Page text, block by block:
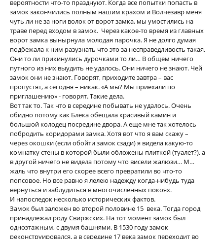
вероятности что-то празднуют. Когда все попытки попасть в
замок закончились полным нашим крахом и Волчезавр меня
чуть ли не за ноги волок от ворот замка, мы умостились на
траве перед входом в замок. Через какое-то время из главных
ворот замка вынырнула молодая парочка. Я не долго думая
подбежала к ним разузнать что это за несправедливость такая.
Они то ли прикинулись дурочками то ли… В общем ничего
путного из них выудить не удалось. Они ничего не знают. Чей
замок они не знают. Говорят, приходите завтра – вас
пропустят, а сегодня – никак. «А мы? Мы приехали по
приглашению» - говорят. Такие дела.
Вот так то. Так что в середине побывать не удалось. Очень
обидно потому как Блека обещала красивый камин и
большой колодец посредине двора. А еще мне так хотелось
побродить коридорами замка. Хотя вот что я вам скажу –
через окошки (если обойти замок сзади) я видела какую-то
комнатку стены в которой были обложены плиткой (туалет?), а
в другой ничего не видела потому что висели жалюзи… М…
жаль что внутри его скорее всего превратили во что-то
попсовое. Но все равно я лелею надежду когда-нибудь туда
вернуться и заблудиться в многочисленных покоях.
И напоследок несколько исторических фактов.
Замок был заложен во второй половине 15 века. Тогда город
принадлежал роду Свиржских. На тот момент замок был
одноэтажным, с двумя башнями. В 1530 году замок
реконструировался, а в середине 17 века замок переходит во